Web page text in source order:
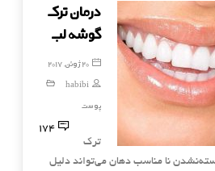
درمان ترک
گوشه لب
20 ژوئن, 2017
habibi
پوست
174
ترک
نا مناسب دهان می‌تواند دلیل